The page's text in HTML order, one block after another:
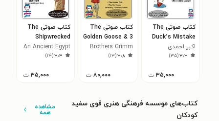
کتاب صوتی The
Duck’s Mistake
اکبر احمدی
۳٫۳(۳۵)
۳۵,۰۰۰ ت
کتاب صوتی The
Golden Goose & 3
More ـ غاز طلایی و
۳ داستان دیگر
Brothers Grimm
۳٫۸(۱۳)
۸۰,۰۰۰ ت
کتاب صوتی The
Shipwrecked
Sailor (ملوان
کشتی شکسته و
An Ancient Egypt
Story
۳٫۳(۱۴)
۳۵,۰۰۰ ت
کتاب‌های موسسه فرهنگی هنری قوی سفید
کودکان
مشاهده
همه